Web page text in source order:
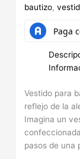
bautizo,
Vestido para
reflejo de la
Imagina un
pasos de una